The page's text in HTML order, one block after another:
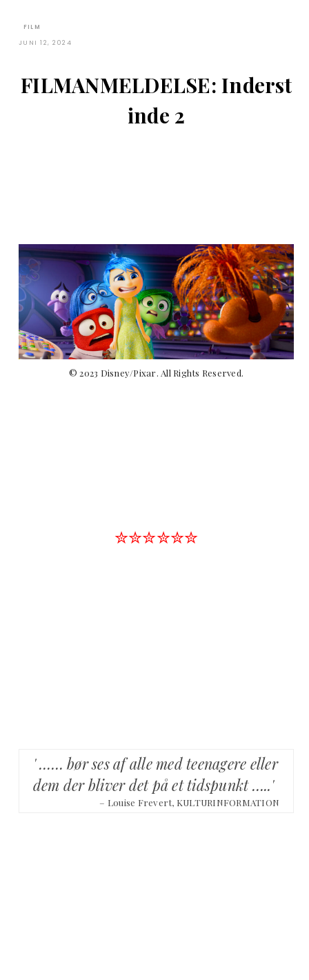
FILM
JUNI 12, 2024
FILMANMELDELSE: Inderst
inde 2
© 2023 Disney/Pixar. All Rights Reserved.
✮✮✮✮✮✮
' …… bør ses af alle med teenagere eller
dem der bliver det på et tidspunkt …..'
– Louise Frevert, KULTURINFORMATION